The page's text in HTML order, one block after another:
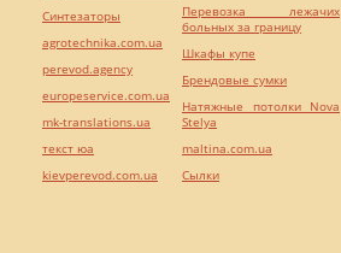
Синтезаторы
agrotechnika.com.ua
perevod.agency
europeservice.com.ua
mk-translations.ua
текст юа
kievperevod.com.ua
Перевозка лежачих
больных за границу
Шкафы купе
Брендовые сумки
Натяжные потолки Nova
Stelya
maltina.com.ua
Cылки